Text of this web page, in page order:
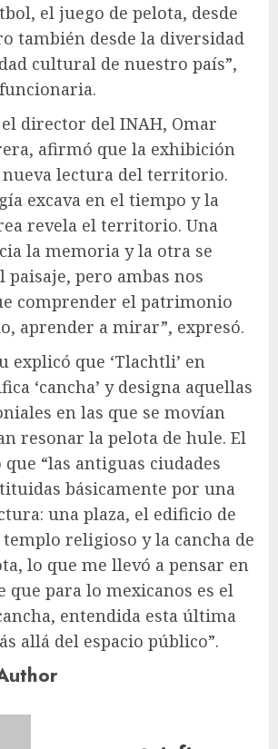
el juego de pelota, desde
también desde la diversidad
cultural de nuestro país”,
director del INAH, Omar
afirmó que la exhibición
lectura del territorio.
excava en el tiempo y la
revela el territorio. Una
la memoria y la otra se
paisaje, pero ambas nos
comprender el patrimonio
aprender a mirar”, expresó.
explicó que ‘Tlachtli’ en
‘cancha’ y designa aquellas
en las que se movían
resonar la pelota de hule. El
“las antiguas ciudades
básicamente por una
una plaza, el edificio de
religioso y la cancha de
lo que me llevó a pensar en
para lo mexicanos es el
entendida esta última
allá del espacio público”.